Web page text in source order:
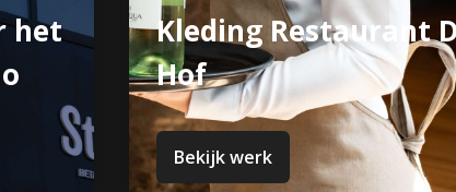
De
reclamecampagne
Praxis
Bekijk werk